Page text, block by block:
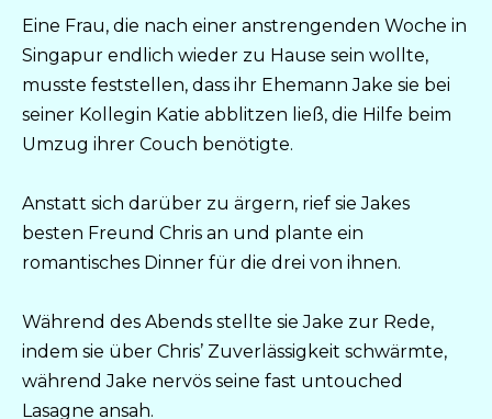
Eine Frau, die nach einer anstrengenden Woche in
Singapur endlich wieder zu Hause sein wollte,
musste feststellen, dass ihr Ehemann Jake sie bei
seiner Kollegin Katie abblitzen ließ, die Hilfe beim
Umzug ihrer Couch benötigte.
Anstatt sich darüber zu ärgern, rief sie Jakes
besten Freund Chris an und plante ein
romantisches Dinner für die drei von ihnen.
Während des Abends stellte sie Jake zur Rede,
indem sie über Chris’ Zuverlässigkeit schwärmte,
während Jake nervös seine fast untouched
Lasagne ansah.